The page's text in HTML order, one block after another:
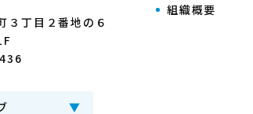
３丁目２番地の６
組織概要